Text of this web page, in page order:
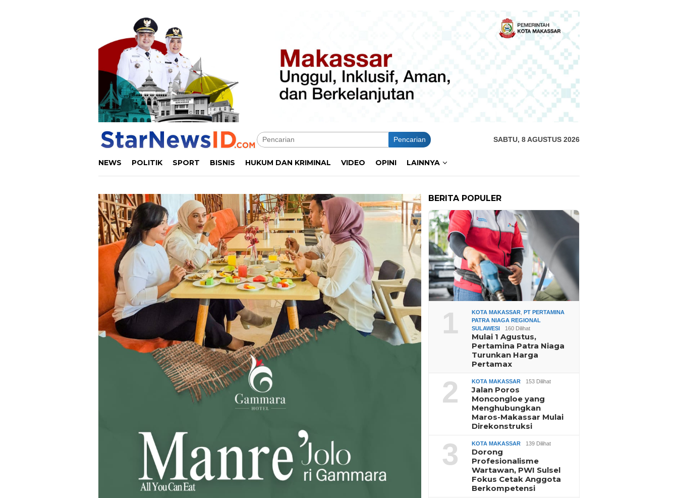
Pencarian SABTU, 8 AGUSTUS 2026
NEWS POLITIK SPORT BISNIS HUKUM DAN KRIMINAL VIDEO OPINI LAINNYA
BERITA POPULER
1 KOTA MAKASSAR ,PT PERTAMINA
PATRA NIAGA REGIONAL
SULAWESI
160 Dilihat
Mulai 1 Agustus,
Pertamina Patra Niaga
Turunkan Harga
Pertamax
2 KOTA MAKASSAR 153 Dilihat
Jalan Poros
Moncongloe yang
Menghubungkan
Maros-Makassar Mulai
Direkonstruksi
3 KOTA MAKASSAR 139 Dilihat
Dorong
Profesionalisme
Wartawan, PWI Sulsel
Fokus Cetak Anggota
Berkompetensi